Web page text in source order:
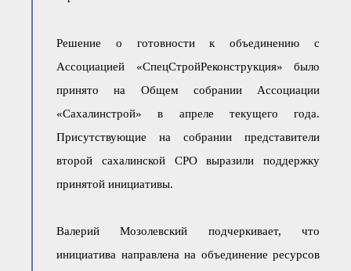
Решение о готовности к объединению с
Ассоциацией «СпецСтройРеконструкция» было
принято на Общем собрании Ассоциации
«Сахалинстрой» в апреле текущего года.
Присутствующие на собрании представители
второй сахалинской СРО выразили поддержку
принятой инициативы.
Валерий Мозолевский подчеркивает, что
инициатива направлена на объединение ресурсов